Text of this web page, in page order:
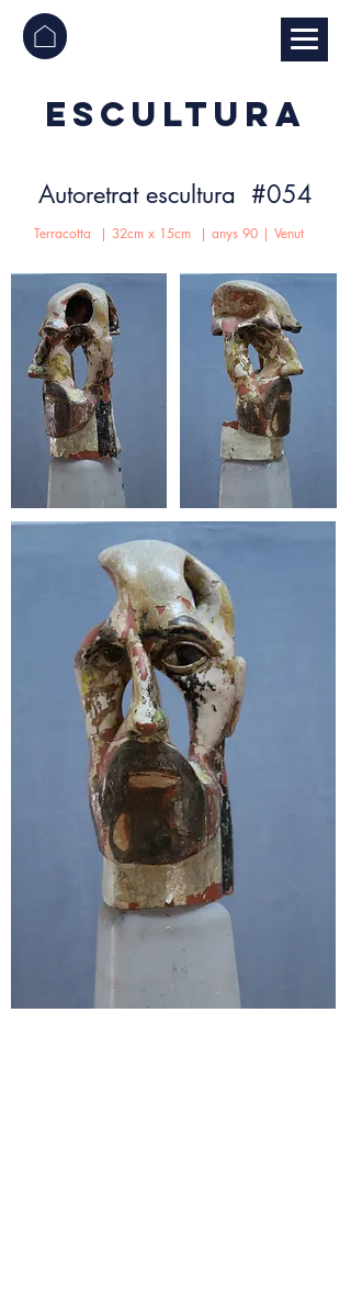
ESCULTURA
Autoretrat escultura #054
Terracotta | 32cm x 15cm | anys 90 | Venut